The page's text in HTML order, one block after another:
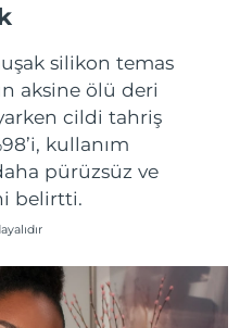
silikon temas
aksine ölü deri
cildi tahriş
kullanım
pürüzsüz ve
belirtti.